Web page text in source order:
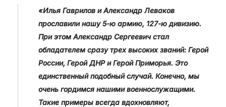
«Илья Гаврилов и Александр Леваков
прославили нашу 5-ю армию, 127-ю дивизию.
При этом Александр Сергеевич стал
обладателем сразу трех высоких званий: Герой
России, Герой ДНР и Герой Приморья. Это
единственный подобный случай. Конечно, мы
очень гордимся нашими военнослужащими.
Такие примеры всегда вдохновляют,